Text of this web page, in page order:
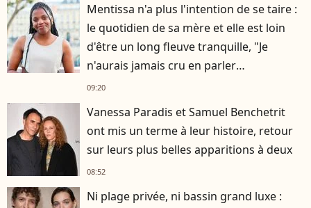
Mentissa n'a plus l'intention de se taire :
le quotidien de sa mère et elle est loin
d'être un long fleuve tranquille, "Je
n'aurais jamais cru en parler
publiquement"
09:20
Vanessa Paradis et Samuel Benchetrit
ont mis un terme à leur histoire, retour
sur leurs plus belles apparitions à deux
08:52
Ni plage privée, ni bassin grand luxe :